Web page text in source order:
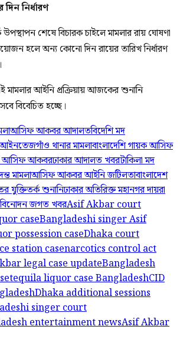
নির্ধারণ
শেষে বিচারক চাইলে মামলার রায় ঘোষণা
হলে অন্য কোনো দিন রায়ের তারিখ নির্ধারণ
মামলার আইনি প্রক্রিয়ায় আজকের শুনানি
বিবেচিত হচ্ছে।
আসিফ আকবর আদালতবিদেশি মদ
আইনতেজগাঁও থানার মামলাবাংলাদেশি গায়ক আসিফ
আসিফ আকবরঢাকার আদালত খবরটাকিলা মদ
মামলাআসিফ আকবর আইনি জটিলতাবাংলাদেশ
যুক্তিতর্ক শুনানিঢাকার অতিরিক্ত মহানগর দায়রা
বিনোদন জগত খবরAsif Akbar court
caseBangladeshi singer Asif
possession caseDhaka court
station casenarcotics control act
legal case updateBangladesh
tequila liquor case BangladeshCID
Dhaka additional sessions
singer court
entertainment newsAsif Akbar